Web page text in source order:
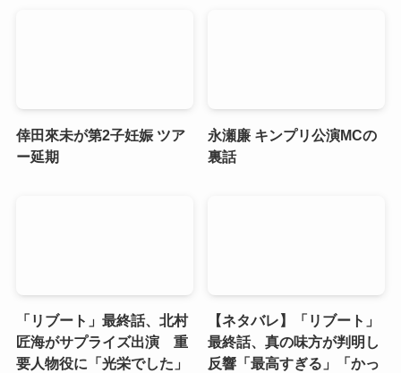
倖田來未が第2子妊娠 ツア
ー延期
永瀬廉 キンプリ公演MCの
裏話
「リブート」最終話、北村
匠海がサプライズ出演 重
要人物役に「光栄でした」
【ネタバレ】「リブート」
最終話、真の味方が判明し
反響「最高すぎる」「かっ